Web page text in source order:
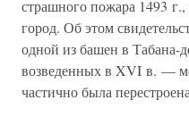
страшного пожара 1493 г.,
город. Об этом
одной из башен в Табана-
возведенных в XVI в. —
частично была